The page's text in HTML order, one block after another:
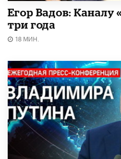
Егор Вадов: Каналу
три года
18 МИН.